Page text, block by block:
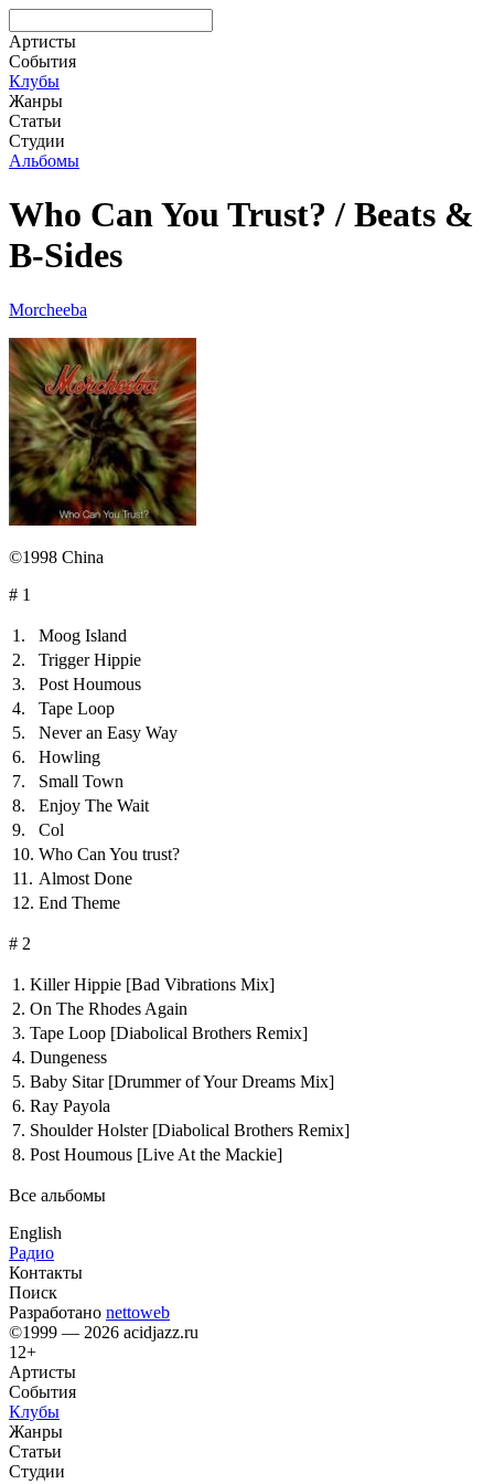
Артисты
События
Клубы
Жанры
Статьи
Студии
Альбомы
Who Can You Trust? / Beats &
B-Sides
Morcheeba
©1998 China
# 1
1.
Moog Island
2.
Trigger Hippie
3.
Post Houmous
4.
Tape Loop
5.
Never an Easy Way
6.
Howling
7.
Small Town
8.
Enjoy The Wait
9.
Col
10. Who Can You trust?
11. Almost Done
12. End Theme
# 2
1. Killer Hippie [Bad Vibrations Mix]
2. On The Rhodes Again
3. Tape Loop [Diabolical Brothers Remix]
4. Dungeness
5. Baby Sitar [Drummer of Your Dreams Mix]
6. Ray Payola
7. Shoulder Holster [Diabolical Brothers Remix]
8. Post Houmous [Live At the Mackie]
Все альбомы
English
Радио
Контакты
Поиск
Разработано nettoweb
©1999 — 2026 acidjazz.ru
12+
Артисты
События
Клубы
Жанры
Статьи
Студии